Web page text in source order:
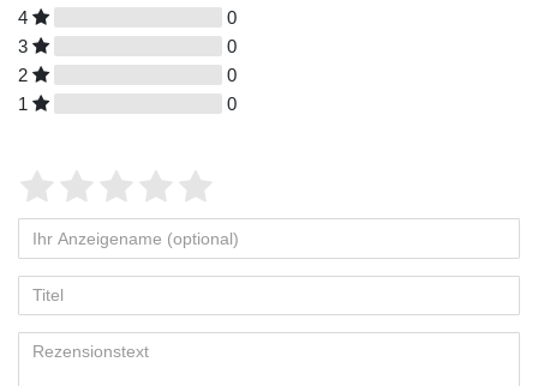
4
0
3
0
2
0
1
0